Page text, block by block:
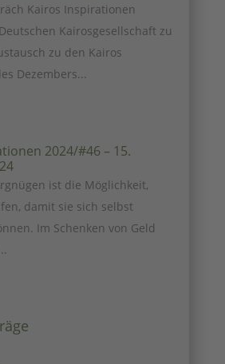
Kairos Inspirationen
Kairosgesellschaft zu
zu den Kairos
Dezembers...
2024/#46 – 15.
ist die Möglichkeit,
damit sie sich selbst
Im Schenken von Geld